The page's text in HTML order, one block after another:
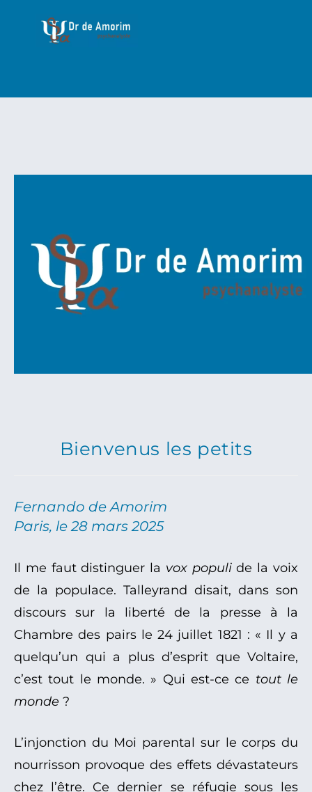
Bienvenus les petits
Fernando de Amorim
Paris, le 28 mars 2025
Il me faut distinguer la vox populide la voix
de la populace. Talleyrand disait, dans son
discours sur la liberté de la presse à la
Chambre des pairs le 24 juillet 1821 : « Il y a
quelqu’un qui a plus d’esprit que Voltaire,
c’est tout le monde. » Qui est-ce ce tout le
monde ?
L’injonction du Moi parental sur le corps du
nourrisson provoque des effets dévastateurs
chez l’être. Ce dernier se réfugie sous les